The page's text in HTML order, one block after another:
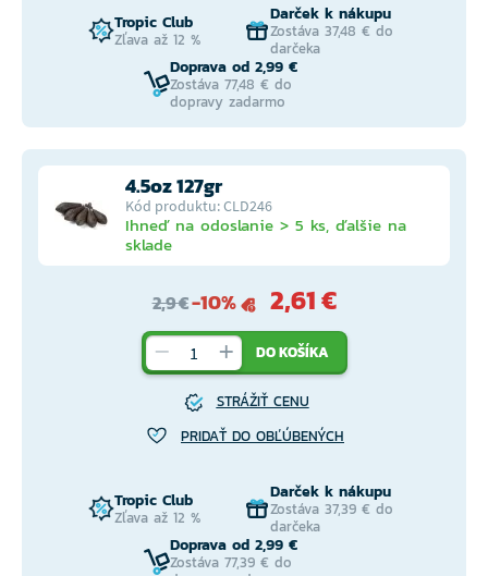
Tropic Club
Zľava až 12 %
Darček k nákupu
Zostáva 37,48 € do
darčeka
Doprava od 2,99 €
Zostáva 77,48 € do
dopravy zadarmo
4.5oz 127gr
Kód produktu: CLD246
Ihneď na odoslanie > 5 ks, ďalšie na
sklade
2,9 €-10% 2,61 €
DO KOŠÍKA
STRÁŽIŤ CENU
PRIDAŤ DO OBĽÚBENÝCH
Tropic Club
Zľava až 12 %
Darček k nákupu
Zostáva 37,39 € do
darčeka
Doprava od 2,99 €
Zostáva 77,39 € do